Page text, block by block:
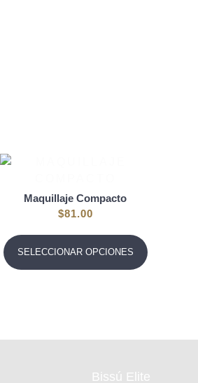
Maquillaje Compacto
$81.00
SELECCIONAR OPCIONES
Bissú Elite